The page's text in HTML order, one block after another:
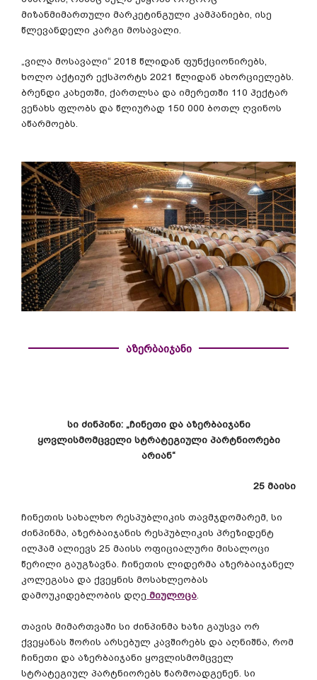
მიზანმიმართული მარკეტინგული კამპანიები, ისე
წლევანდელი კარგი მოსავალი.
„ვილა მოსავალი“ 2018 წლიდან ფუნქციონირებს,
ხოლო აქტიურ ექსპორტს 2021 წლიდან ახორციელებს.
ბრენდი კახეთში, ქართლსა და იმერეთში 110 ჰექტარ
ვენახს ფლობს და წლიურად 150 000 ბოთლ ღვინოს
აწარმოებს.
აზერბაიჯანი
სი ძინპინი: „ჩინეთი და აზერბაიჯანი
ყოვლისმომცველი სტრატეგიული პარტნიორები
არიან“
25 მაისი
ჩინეთის სახალხო რესპუბლიკის თავმჯდომარემ, სი
ძინპინმა, აზერბაიჯანის რესპუბლიკის პრეზიდენტ
ილჰამ ალიევს 25 მაისს ოფიციალური მისალოცი
წერილი გაუგზავნა. ჩინეთის ლიდერმა აზერბაიჯანელ
კოლეგასა და ქვეყნის მოსახლეობას
დამოუკიდებლობის დღე მიულოცა.
თავის მიმართვაში სი ძინპინმა ხაზი გაუსვა ორ
ქვეყანას შორის არსებულ კავშირებს და აღნიშნა, რომ
ჩინეთი და აზერბაიჯანი ყოვლისმომცველ
სტრატეგიულ პარტნიორებს წარმოადგენენ. სი